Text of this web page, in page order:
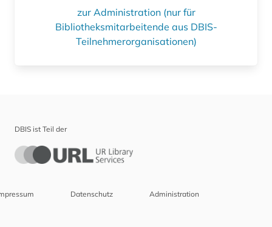
zur Administration (nur für
Bibliotheksmitarbeitende aus DBIS-
Teilnehmerorganisationen)
DBIS ist Teil der
Datenschutz Administration